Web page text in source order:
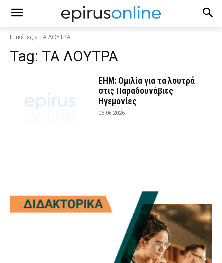
Ετικέτες ΤΑ ΛΟΥΤΡΑ
Tag: ΤΑ ΛΟΥΤΡΑ
ΕΗΜ: Ομιλία για τα λουτρά
στις Παραδουνάβιες
Ηγεμονίες
05.06.2026